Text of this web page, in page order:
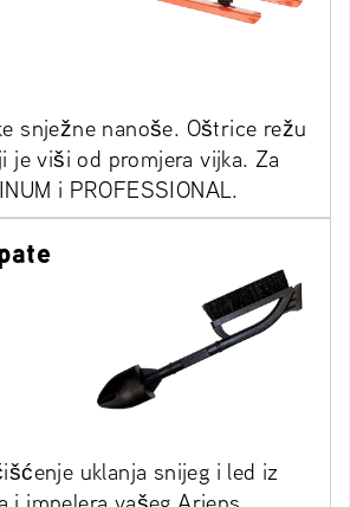
snježne nanoše. Oštrice režu
je viši od promjera vijka. Za
i PROFESSIONAL.
uklanja snijeg i led iz